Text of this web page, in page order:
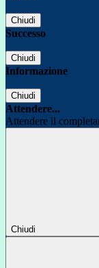
Chiudi
Successo
Chiudi
Informazione
Chiudi
Attendere...
Attendere il
Chiudi